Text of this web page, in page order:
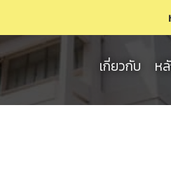
เกี่ยวกับ ห